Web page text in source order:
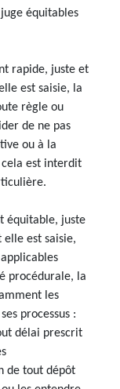
équitables
rapide, juste et
est saisie, la
règle ou
de ne pas
ou à la
cela est interdit
équitable, juste
est saisie,
procédurale, la
les
processus :
délai prescrit
de tout dépôt